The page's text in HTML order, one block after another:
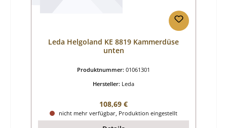
Leda Helgoland KE 8819 Kammerdüse
unten
Produktnummer: 01061301
Hersteller: Leda
Regulärer Preis:
108,69 €
nicht mehr verfügbar, Produktion eingestellt